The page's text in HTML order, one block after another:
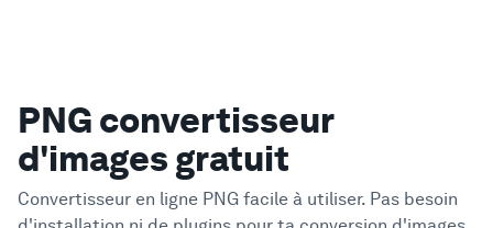
PNG convertisseur
d'images gratuit
Convertisseur en ligne PNG facile à utiliser. Pas besoin